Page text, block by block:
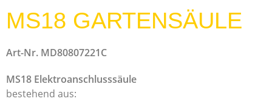
MS18 GARTENSÄULE
Art-Nr. MD80807221C
MS18 Elektroanschlusssäule
bestehend aus: